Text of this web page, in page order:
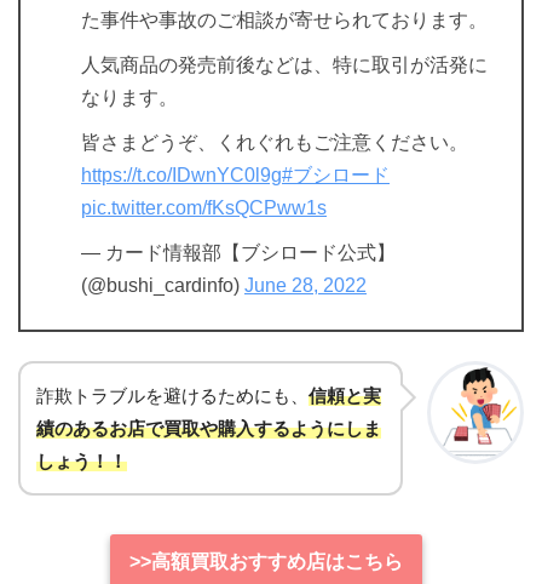
た事件や事故のご相談が寄せられております。
人気商品の発売前後などは、特に取引が活発に
なります。
皆さまどうぞ、くれぐれもご注意ください。
https://t.co/IDwnYC0l9g#ブシロード
pic.twitter.com/fKsQCPww1s
— カード情報部【ブシロード公式】
(@bushi_cardinfo) June 28, 2022
詐欺トラブルを避けるためにも、 信頼と実
績のあるお店で買取や購入するようにしま
しょう！！
>>高額買取おすすめ店はこちら